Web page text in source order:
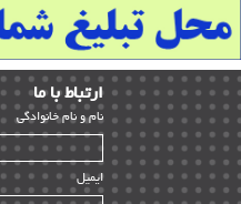
خط لوله | ۳۶
مخازن ذخیره | ۱۵
پتروشیمی | ۱۴
بازرسی و QC | ۱۵
HSE | ۳۹
ساخت و نصب | ۱۲
ارﺗﺒﺎط ﺑﺎ ما
ﻧﺎم و ﻧﺎم ﺧﺎﻧﻮادﮔﻰ
ایمیل